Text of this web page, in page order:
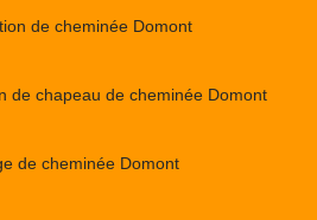
de cheminée Domont
de chapeau de cheminée Domont
de cheminée Domont